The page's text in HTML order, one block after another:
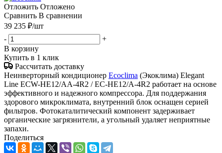
Отложить Отложено
Сравнить В сравнении
39 235 ₽/шт
-
+
В корзину
Купить в 1 клик
Рассчитать доставку
Неинверторный кондиционер Ecoclima (Экоклима) Elegant
Line ECW-HE12/AA-4R2 / EC-HE12/A-4R2 работает на основе
эффективного и надежного компрессора. Для поддержания
здорового микроклимата, внутренний блок оснащен серией
фильтров. Фотокаталитический компонент задерживает
органические загрязнители, а угольный удаляет неприятные
запахи.
Поделиться